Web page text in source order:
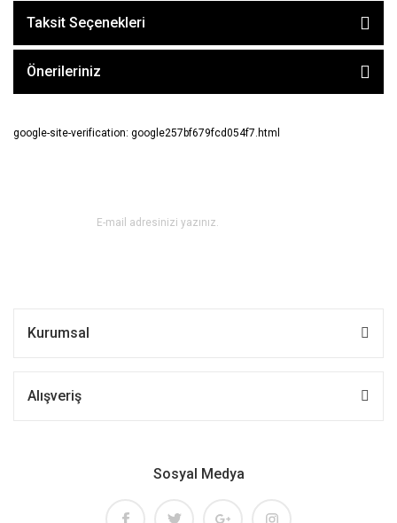
Taksit Seçenekleri
Önerileriniz
google-site-verification: google257bf679fcd054f7.html
Kurumsal
Alışveriş
Sosyal Medya